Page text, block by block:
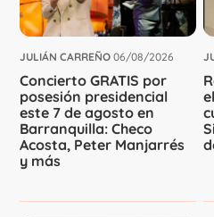
JULIÁN CARREÑO 06/08/2026
Concierto GRATIS por
posesión presidencial
este 7 de agosto en
Barranquilla: Checo
Acosta, Peter Manjarrés
y más